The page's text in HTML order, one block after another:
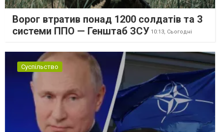
Ворог втратив понад 1200 солдатів та 3
системи ППО — Генштаб ЗСУ 10:13, Сьогодні
Суспільство